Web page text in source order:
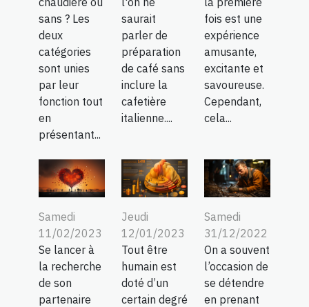
sans ? Les
deux
catégories
sont unies
par leur
fonction tout
en
présentant...
saurait
parler de
préparation
de café sans
inclure la
cafetière
italienne....
fois est une
expérience
amusante,
excitante et
savoureuse.
Cependant,
cela...
Samedi
11/02/2023
Se lancer à
la recherche
de son
partenaire
Jeudi
12/01/2023
Tout être
humain est
doté d’un
certain degré
Samedi
31/12/2022
On a souvent
l’occasion de
se détendre
en prenant